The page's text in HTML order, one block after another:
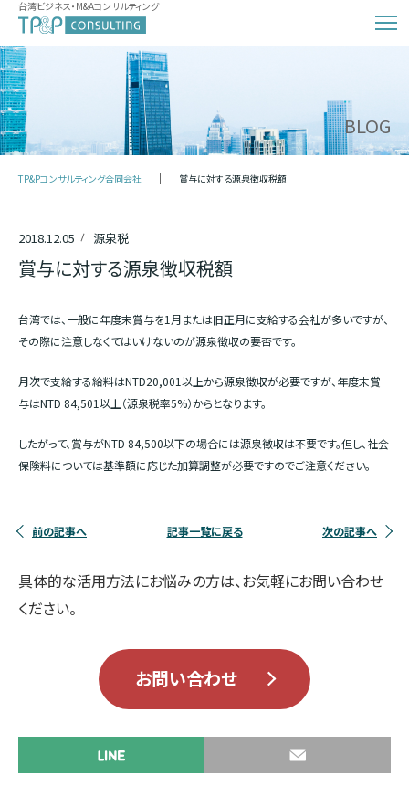
台湾ビジネス・M&Aコンサルティング
BLOG
TP&Pコンサルティング合同会社 賞与に対する源泉徴収税額
2018.12.05 源泉税
賞与に対する源泉徴収税額
台湾では、一般に年度末賞与を1月または旧正月に支給する会社が多いですが、
その際に注意しなくてはいけないのが源泉徴収の要否です。
月次で支給する給料はNTD20,001以上から源泉徴収が必要ですが、年度末賞
与はNTD 84,501以上（源泉税率5%）からとなります。
したがって、賞与がNTD 84,500以下の場合には源泉徴収は不要です。但し、社会
保険料については基準額に応じた加算調整が必要ですのでご注意ください。
前の記事へ 記事一覧に戻る 次の記事へ
具体的な活用方法にお悩みの方は、お気軽にお問い合わせ
ください。
お問い合わせ